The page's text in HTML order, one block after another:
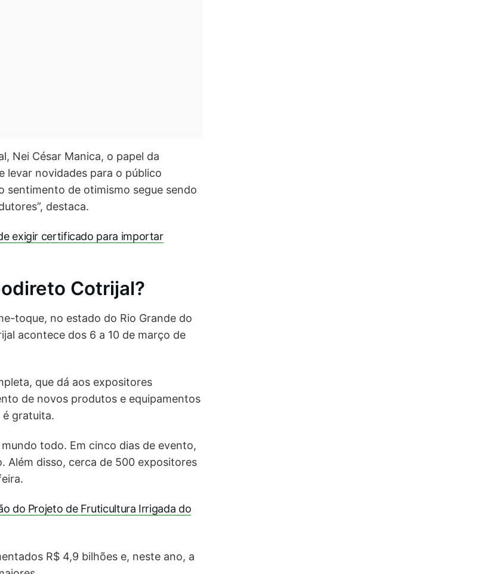
Nei César Manica, o papel da
levar novidades para o público
sentimento de otimismo segue sendo
destaca.
exigir certificado para importar
Cotrijal?
toque, no estado do Rio Grande do
acontece dos 6 a 10 de março de
que dá aos expositores
de novos produtos e equipamentos
é gratuita.
todo. Em cinco dias de evento,
Além disso, cerca de 500 expositores
do Projeto de Fruticultura Irrigada do
R$ 4,9 bilhões e, neste ano, a